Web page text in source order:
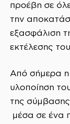
προέβη σε
την
εξασφάλιση
εκτέλεσης
Από σήμερα
υλοποίηση
της
μέσα σε ένα